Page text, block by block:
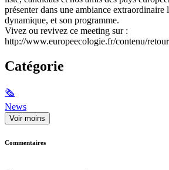
présenter dans une ambiance extraordinaire
dynamique, et son programme.
Vivez ou revivez ce meeting sur :
http://www.europeecologie.fr/contenu/
Catégorie
🗞
News
Voir moins
Commentaires